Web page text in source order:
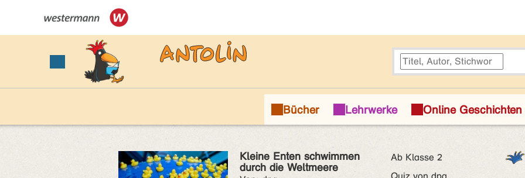
Kleine Enten schwimmen
durch die Weltmeere
Ab Klasse 2